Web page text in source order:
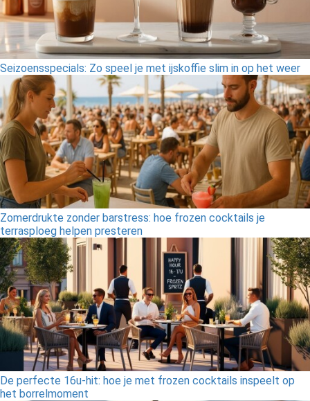
Seizoensspecials: Zo speel je met ijskoffie slim in op het weer
Zomerdrukte zonder barstress: hoe frozen cocktails je
terrasploeg helpen presteren
De perfecte 16u-hit: hoe je met frozen cocktails inspeelt op
het borrelmoment